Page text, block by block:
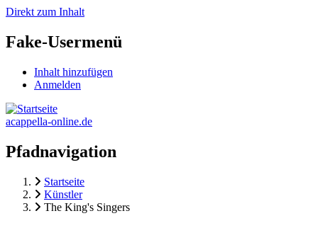
Direkt zum Inhalt
Fake-Usermenü
Inhalt hinzufügen
Anmelden
acappella-online.de
Pfadnavigation
Startseite
Künstler
The King's Singers